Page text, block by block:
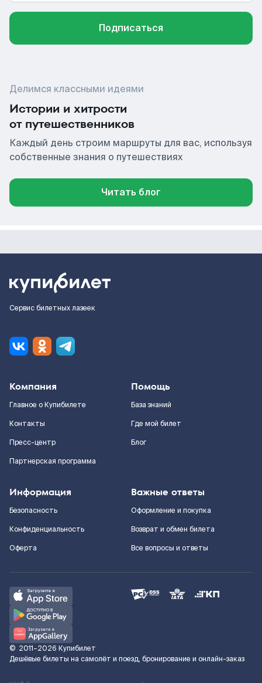
Подписаться
Делимся классными идеями
Истории и хитрости
от путешественников
Каждый день строим маршруты для вас, используя
собственные знания о путешествиях
Читать блог
Сервис билетных лазеек
Компания
Главное о Купибилете
Контакты
Пресс-центр
Партнерская программа
Помощь
База знаний
Где мой билет
Блог
Информация
Безопасность
Конфиденциальность
Оферта
Важные ответы
Оформление и покупка
Возврат и обмен билета
Все вопросы и ответы
© 2011–2026 Купибилет
Дешёвые билеты на самолёт и поезд, бронирование и онлайн-заказ